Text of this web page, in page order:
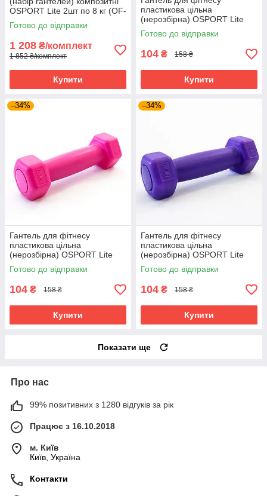
OSPORT Lite 2шт по 8 кг (OF-
0173)
Готово до відправки
1 208 ₴/комплект
1 852 ₴/комплект
Купити
пластикова цільна
(нерозбірна) OSPORT Lite
0.5 кг (OF-0112) Зелений
Готово до відправки
104 ₴ 158 ₴
Купити
–34%
Гантель для фітнесу
пластикова цільна
(нерозбірна) OSPORT Lite
0.5 кг (OF-0112) Рожевий
Готово до відправки
104 ₴ 158 ₴
Купити
–34%
Гантель для фітнесу
пластикова цільна
(нерозбірна) OSPORT Lite
0.5 кг (OF-0112) Фіолетовий
Готово до відправки
104 ₴ 158 ₴
Купити
Показати ще
Про нас
99% позитивних з 1280 відгуків за рік
Працює з 16.10.2018
м. Київ
Київ, Україна
Контакти